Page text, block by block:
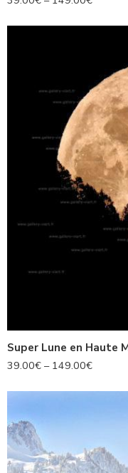
Super Lune en Haute
39.00€ – 149.00€